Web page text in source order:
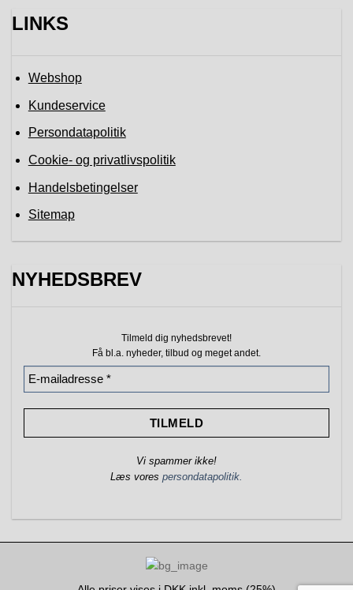
LINKS
Webshop
Kundeservice
Persondatapolitik
Cookie- og privatlivspolitik
Handelsbetingelser
Sitemap
NYHEDSBREV
Tilmeld dig nyhedsbrevet!
Få bl.a. nyheder, tilbud og meget andet.
Vi spammer ikke!
Læs vores persondatapolitik.